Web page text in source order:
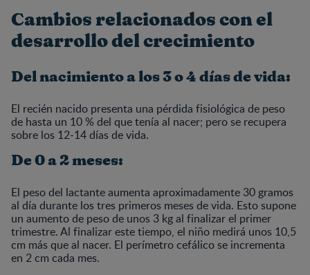
Cambios relacionados con el
desarrollo del crecimiento
Del nacimiento a los 3 o 4 días de vida:
El recién nacido presenta una pérdida fisiológica de peso
de hasta un 10 % del que tenía al nacer; pero se recupera
sobre los 12-14 días de vida.
De 0 a 2 meses:
El peso del lactante aumenta aproximadamente 30 gramos
al día durante los tres primeros meses de vida. Esto supone
un aumento de peso de unos 3 kg al finalizar el primer
trimestre. Al finalizar este tiempo, el niño medirá unos 10,5
cm más que al nacer. El perímetro cefálico se incrementa
en 2 cm cada mes.